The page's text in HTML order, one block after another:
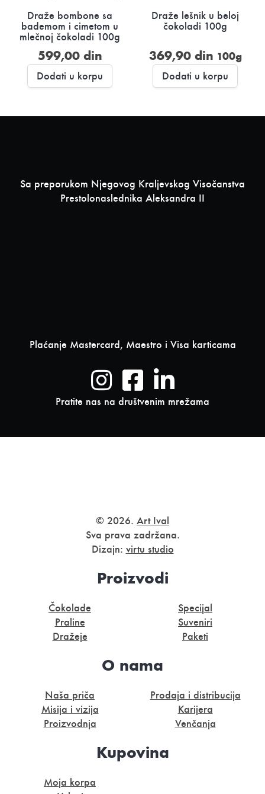
Draže bombone sa
bademom i cimetom u
mlečnoj čokoladi 100g
599,00 din
Dodati u korpu
Draže lešnik u beloj
čokoladi 100g
369,90 din 100g
Dodati u korpu
Sa preporukom Njegovog Kraljevskog Visočanstva
Prestolonaslednika Aleksandra II
Plaćanje Mastercard, Maestro i Visa karticama
Pratite nas na društvenim mrežama
© 2026. Art Ival
Sva prava zadržana.
Dizajn: virtu studio
Proizvodi
Čokolade
Praline
Dražeje
Specijal
Suveniri
Paketi
O nama
Naša priča
Misija i vizija
Proizvodnja
Prodaja i distribucija
Karijera
Venčanja
Kupovina
Moja korpa